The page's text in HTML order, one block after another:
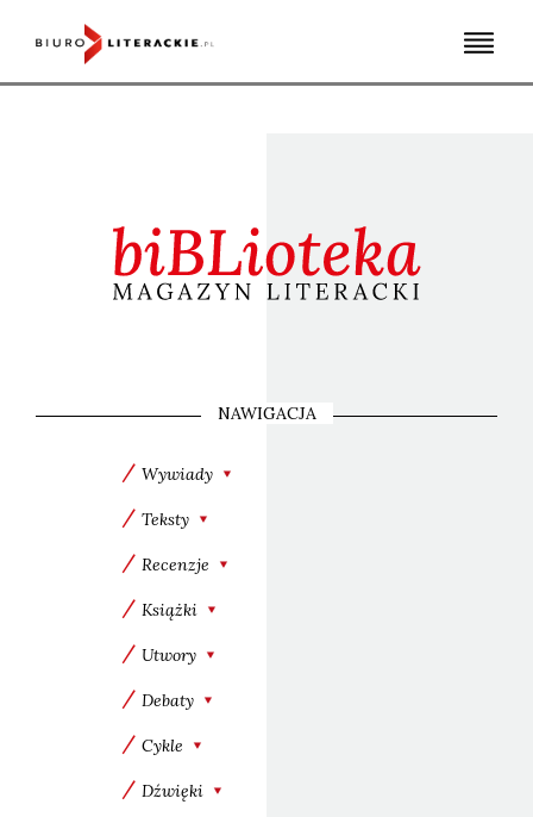
NAWIGACJA
Wywiady
Teksty
Recenzje
Książki
Utwory
Debaty
Cykle
Dźwięki